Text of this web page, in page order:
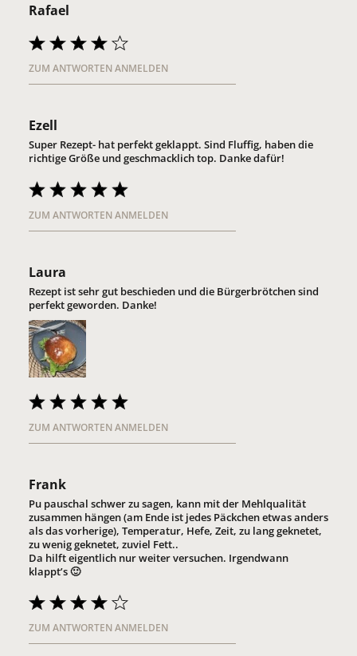
Rafael
ZUM ANTWORTEN ANMELDEN
Ezell
Super Rezept- hat perfekt geklappt. Sind Fluffig, haben die
richtige Größe und geschmacklich top. Danke dafür!
ZUM ANTWORTEN ANMELDEN
Laura
Rezept ist sehr gut beschieden und die Bürgerbrötchen sind
perfekt geworden. Danke!
ZUM ANTWORTEN ANMELDEN
Frank
Pu pauschal schwer zu sagen, kann mit der Mehlqualität
zusammen hängen (am Ende ist jedes Päckchen etwas anders
als das vorherige), Temperatur, Hefe, Zeit, zu lang geknetet,
zu wenig geknetet, zuviel Fett..
Da hilft eigentlich nur weiter versuchen. Irgendwann
klappt’s 🙂
ZUM ANTWORTEN ANMELDEN